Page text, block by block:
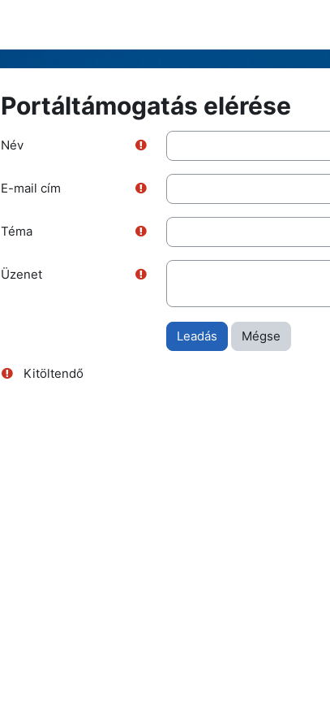
Portáltámogatás elérése
Név
E-mail cím
Téma
Üzenet
Kitöltendő